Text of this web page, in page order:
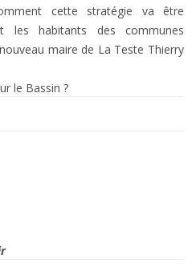
cette stratégie va être
les habitants des communes
maire de La Teste Thierry
le Bassin ?